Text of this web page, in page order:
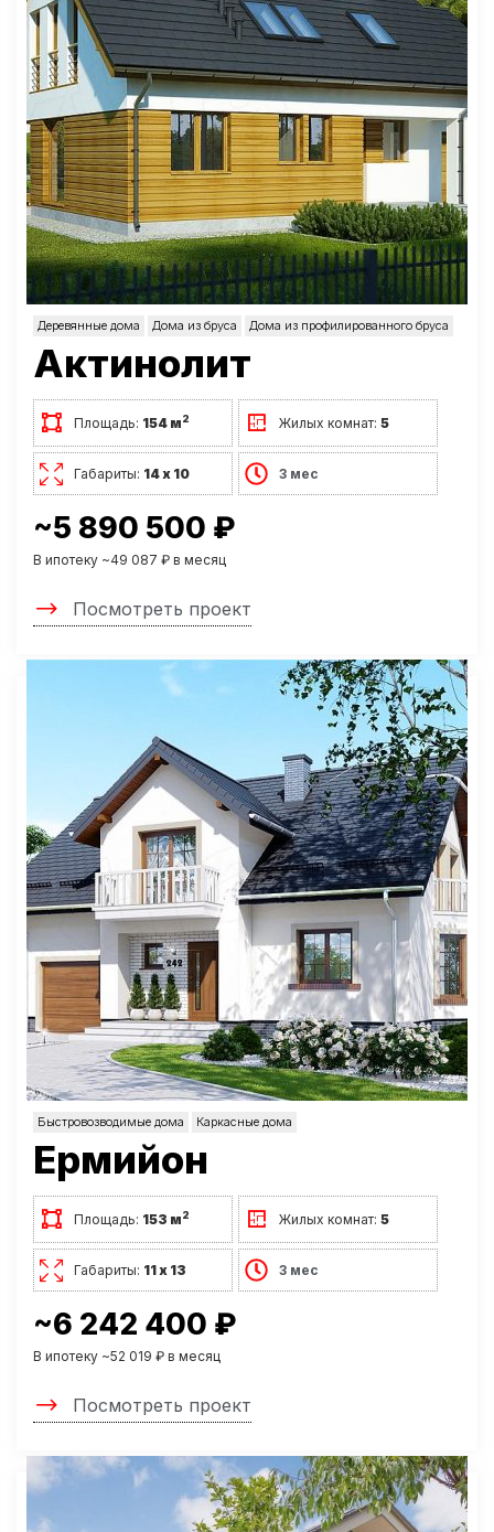
Деревянные дома Дома из бруса Дома из профилированного бруса
Актинолит
Площадь: 154 м2 Жилых комнат:5
Габариты: 14 х 10 3 мес
~5 890 500 ₽
В ипотеку ~49 087 ₽ в месяц
Посмотреть проект
Быстровозводимые дома Каркасные дома
Ермийон
Площадь: 153 м2 Жилых комнат:5
Габариты: 11 х 13 3 мес
~6 242 400 ₽
В ипотеку ~52 019 ₽ в месяц
Посмотреть проект